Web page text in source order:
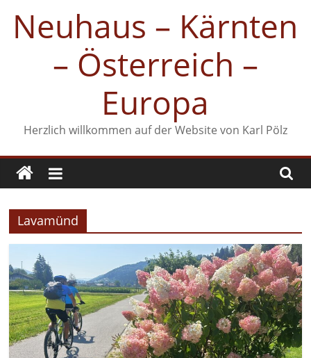
Inhalt
springen
Neuhaus – Kärnten
– Österreich –
Europa
Herzlich willkommen auf der Website von Karl Pölz
Lavamünd